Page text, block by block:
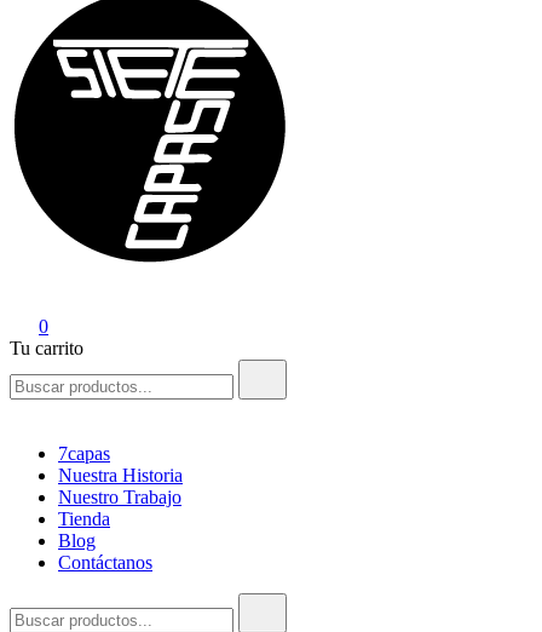
0
Tu carrito
7capas
Nuestra Historia
Nuestro Trabajo
Tienda
Blog
Contáctanos